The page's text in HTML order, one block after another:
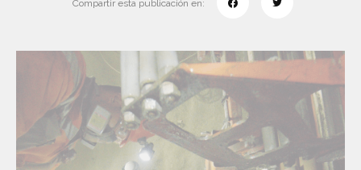
Compartir esta publicación en: